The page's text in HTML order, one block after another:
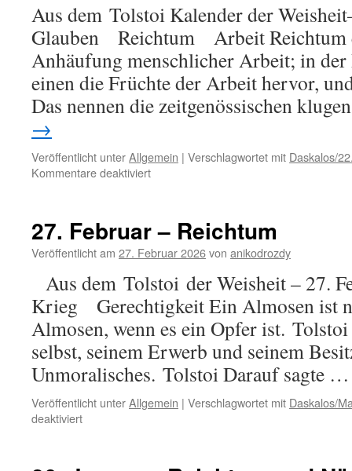
Aus dem Tolstoi Kalender der
Glauben Reichtum Arbeit Reichtum
Anhäufung menschlicher Arbeit; in der
einen die Früchte der Arbeit hervor,
Das nennen die zeitgenössischen
→
Veröffentlicht unterAllgemein | Verschlagwortet mit Daskalos/
Kommentare deaktiviertfür
Reichtum
27. Februar – Reichtum
Veröffentlicht am 27. Februar 2026von anikodrozdy
Aus dem Tolstoi der Weisheit – 27.
Krieg Gerechtigkeit Ein Almosen ist
Almosen, wenn es ein Opfer ist.
selbst, seinem Erwerb und seinem
Unmoralisches. Tolstoi Darauf sagte
Veröffentlicht unterAllgemein | Verschlagwortet mit Daskalos/
deaktiviertfür